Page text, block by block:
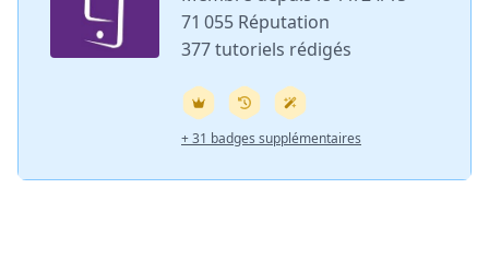
71 055 Réputation
377 tutoriels rédigés
+ 31 badges supplémentaires